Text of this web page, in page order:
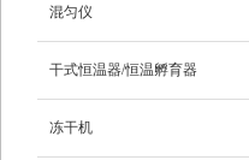
混匀仪
干式恒温器/恒温孵育器
冻干机